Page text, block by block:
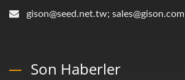
gison@seed.net.tw; sales@gison.com
Son Haberler